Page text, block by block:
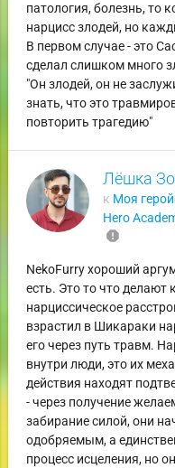
патология, болезнь, то
нарцисс злодей, но
В первом случае - это
сделал слишком много
"Он злодей, он не
знать, что это
повторить трагедию"
Лёшка
к Моя
Hero
report
NekoFurry хороший
есть. Это то что делают
нарциссическое
взрастил в Шикараки
его через путь травм.
внутри люди, это их
действия находят
- через получение
забирание силой, они
одобряемым, а
процесс исцеления, но